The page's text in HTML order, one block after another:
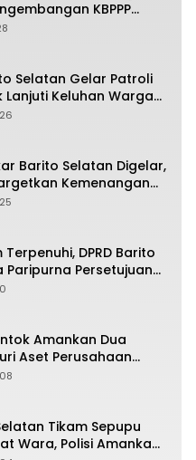
KBPPP
Selatan Gelar Patroli
Lanjuti Keluhan Warga
dan Remaja Nongkrong
Barito Selatan Digelar,
Kemenangan
Mendatang
DPRD Barito
Paripurna Persetujuan
APBD
Amankan Dua
Aset Perusahaan
Satu Paket Diduga
Tikam Sepupu
Wara, Polisi Amankan